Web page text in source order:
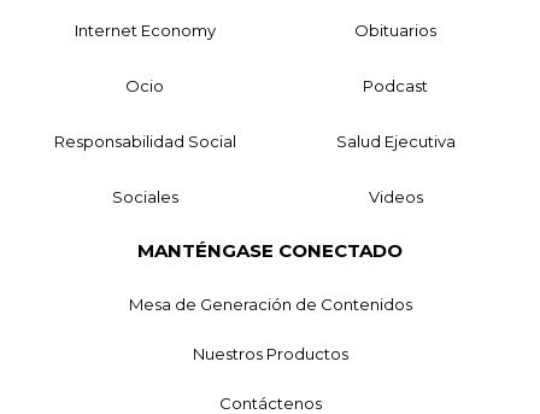
Internet Economy Obituarios
Ocio Podcast
Responsabilidad Social Salud Ejecutiva
Sociales Videos
MANTÉNGASE CONECTADO
Mesa de Generación de Contenidos
Nuestros Productos
Contáctenos